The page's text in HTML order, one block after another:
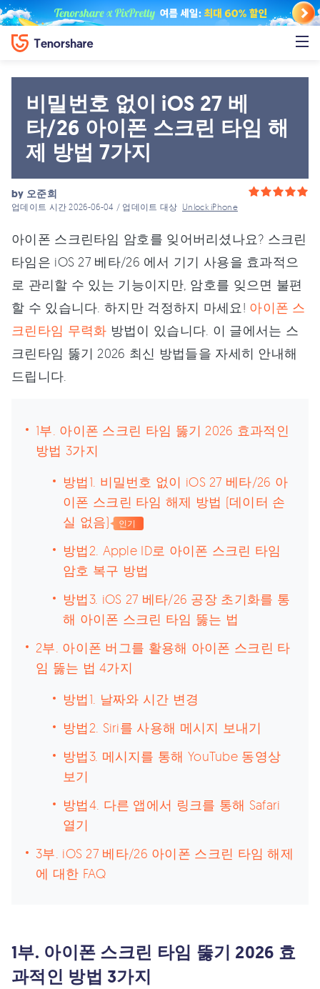
비밀번호 없이 iOS 27 베
타/26 아이폰 스크린 타임 해
제 방법 7가지
by 오준희
업데이트 시간 2026-06-04 / 업데이트 대상 Unlock iPhone
아이폰 스크린타임 암호를 잊어버리셨나요? 스크린
타임은 iOS 27 베타/26 에서 기기 사용을 효과적으
로 관리할 수 있는 기능이지만, 암호를 잊으면 불편
할 수 있습니다. 하지만 걱정하지 마세요! 아이폰 스
크린타임 무력화 방법이 있습니다. 이 글에서는 스
크린타임 뚫기 2026 최신 방법들을 자세히 안내해
드립니다.
1부. 아이폰 스크린 타임 뚫기 2026 효과적인
방법 3가지
방법1. 비밀번호 없이 iOS 27 베타/26 아
이폰 스크린 타임 해제 방법 (데이터 손
실 없음)
인기
방법2. Apple ID로 아이폰 스크린 타임
암호 복구 방법
방법3. iOS 27 베타/26 공장 초기화를 통
해 아이폰 스크린 타임 뚫는 법
2부. 아이폰 버그를 활용해 아이폰 스크린 타
임 뚫는 법 4가지
방법1. 날짜와 시간 변경
방법2. Siri를 사용해 메시지 보내기
방법3. 메시지를 통해 YouTube 동영상
보기
방법4. 다른 앱에서 링크를 통해 Safari
열기
3부. iOS 27 베타/26 아이폰 스크린 타임 해제
에 대한 FAQ
1부. 아이폰 스크린 타임 뚫기 2026 효
과적인 방법 3가지